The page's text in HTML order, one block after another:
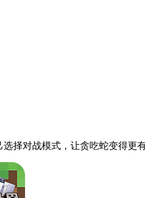
择对战模式，让贪吃蛇变得更